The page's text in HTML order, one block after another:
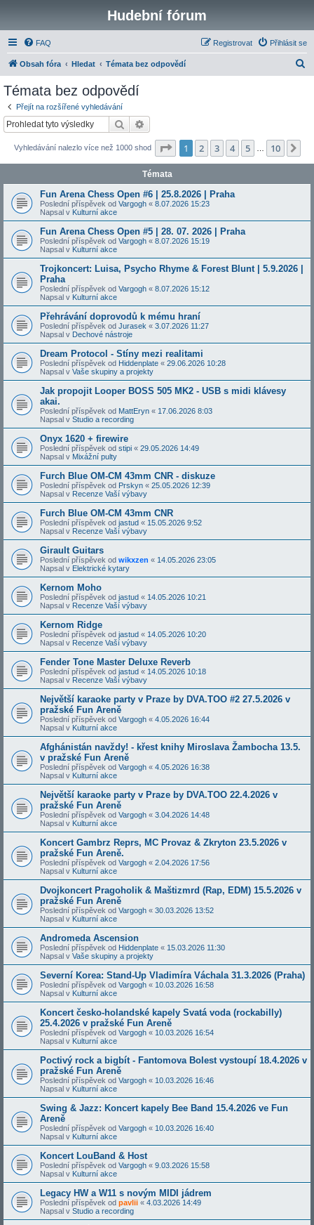
Hudební fórum
FAQ Přihlásit se
Registrovat
Obsah fóra Hledat Témata bez odpovědí
Témata bez odpovědí
Přejít na rozšířené vyhledávání
Hledat
Vyhledávání nalezlo více než 1000 shod Stránka z 10
1 2 3 4 5 10
Témata
Fun Arena Chess Open #6 | 25.8.2026 | Praha
Poslední příspěvek od Vargogh « 8.07.2026 15:23
Napsal v Kulturní akce
Fun Arena Chess Open #5 | 28. 07. 2026 | Praha
Poslední příspěvek od Vargogh « 8.07.2026 15:19
Napsal v Kulturní akce
Trojkoncert: Luisa, Psycho Rhyme & Forest Blunt | 5.9.2026 |
Praha
Poslední příspěvek od Vargogh « 8.07.2026 15:12
Napsal v Kulturní akce
Přehrávání doprovodů k mému hraní
Poslední příspěvek od Jurasek « 3.07.2026 11:27
Napsal v Dechové nástroje
Dream Protocol - Stíny mezi realitami
Poslední příspěvek od Hiddenplate « 29.06.2026 10:28
Napsal v Vaše skupiny a projekty
Jak propojit Looper BOSS 505 MK2 - USB s midi klávesy
akai.
Poslední příspěvek od MattEryn « 17.06.2026 8:03
Napsal v Studio a recording
Onyx 1620 + firewire
Poslední příspěvek od stipi « 29.05.2026 14:49
Napsal v Mixážní pulty
Furch Blue OM-CM 43mm CNR - diskuze
Poslední příspěvek od Prskyn « 25.05.2026 12:39
Napsal v Recenze Vaší výbavy
Furch Blue OM-CM 43mm CNR
Poslední příspěvek od jastud « 15.05.2026 9:52
Napsal v Recenze Vaší výbavy
Girault Guitars
Poslední příspěvek od wikxzen « 14.05.2026 23:05
Napsal v Elektrické kytary
Kernom Moho
Poslední příspěvek od jastud « 14.05.2026 10:21
Napsal v Recenze Vaší výbavy
Kernom Ridge
Poslední příspěvek od jastud « 14.05.2026 10:20
Napsal v Recenze Vaší výbavy
Fender Tone Master Deluxe Reverb
Poslední příspěvek od jastud « 14.05.2026 10:18
Napsal v Recenze Vaší výbavy
Největší karaoke party v Praze by DVA.TOO #2 27.5.2026 v
pražské Fun Areně
Poslední příspěvek od Vargogh « 4.05.2026 16:44
Napsal v Kulturní akce
Afghánistán navždy! - křest knihy Miroslava Žambocha 13.5.
v pražské Fun Areně
Poslední příspěvek od Vargogh « 4.05.2026 16:38
Napsal v Kulturní akce
Největší karaoke party v Praze by DVA.TOO 22.4.2026 v
pražské Fun Areně
Poslední příspěvek od Vargogh « 3.04.2026 14:48
Napsal v Kulturní akce
Koncert Gambrz Reprs, MC Provaz & Zkryton 23.5.2026 v
pražské Fun Areně.
Poslední příspěvek od Vargogh « 2.04.2026 17:56
Napsal v Kulturní akce
Dvojkoncert Pragoholik & Maštizmrd (Rap, EDM) 15.5.2026 v
pražské Fun Areně
Poslední příspěvek od Vargogh « 30.03.2026 13:52
Napsal v Kulturní akce
Andromeda Ascension
Poslední příspěvek od Hiddenplate « 15.03.2026 11:30
Napsal v Vaše skupiny a projekty
Severní Korea: Stand-Up Vladimíra Váchala 31.3.2026 (Praha)
Poslední příspěvek od Vargogh « 10.03.2026 16:58
Napsal v Kulturní akce
Koncert česko-holandské kapely Svatá voda (rockabilly)
25.4.2026 v pražské Fun Areně
Poslední příspěvek od Vargogh « 10.03.2026 16:54
Napsal v Kulturní akce
Poctivý rock a bigbít - Fantomova Bolest vystoupí 18.4.2026 v
pražské Fun Areně
Poslední příspěvek od Vargogh « 10.03.2026 16:46
Napsal v Kulturní akce
Swing & Jazz: Koncert kapely Bee Band 15.4.2026 ve Fun
Areně
Poslední příspěvek od Vargogh « 10.03.2026 16:40
Napsal v Kulturní akce
Koncert LouBand & Host
Poslední příspěvek od Vargogh « 9.03.2026 15:58
Napsal v Kulturní akce
Legacy HW a W11 s novým MIDI jádrem
Poslední příspěvek od pavlii « 4.03.2026 14:49
Napsal v Studio a recording